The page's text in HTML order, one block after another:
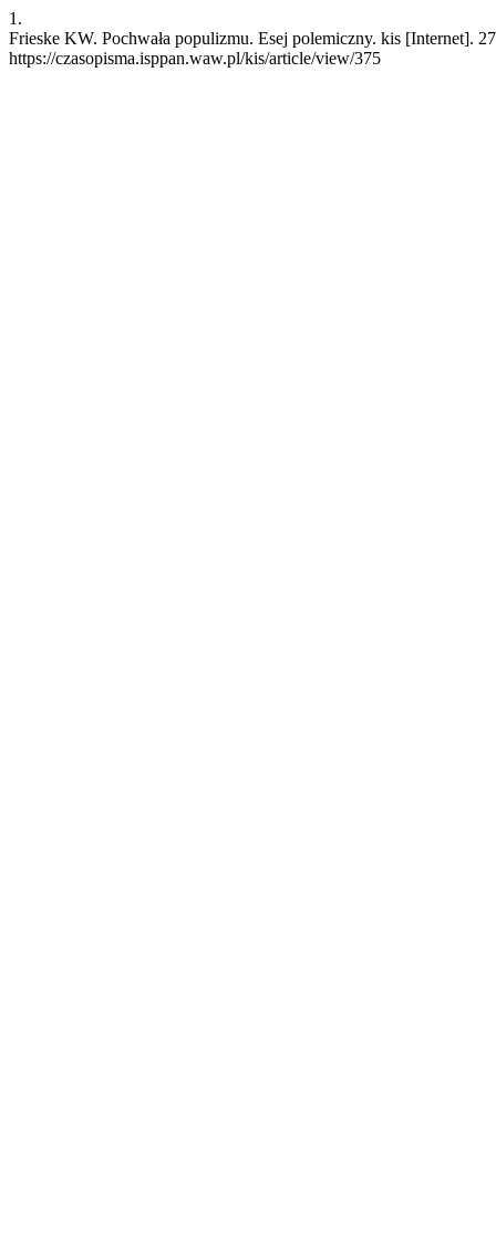
1.
Frieske KW. Pochwała populizmu. Esej polemiczny. kis [Internet].
https://czasopisma.isppan.waw.pl/kis/article/view/375